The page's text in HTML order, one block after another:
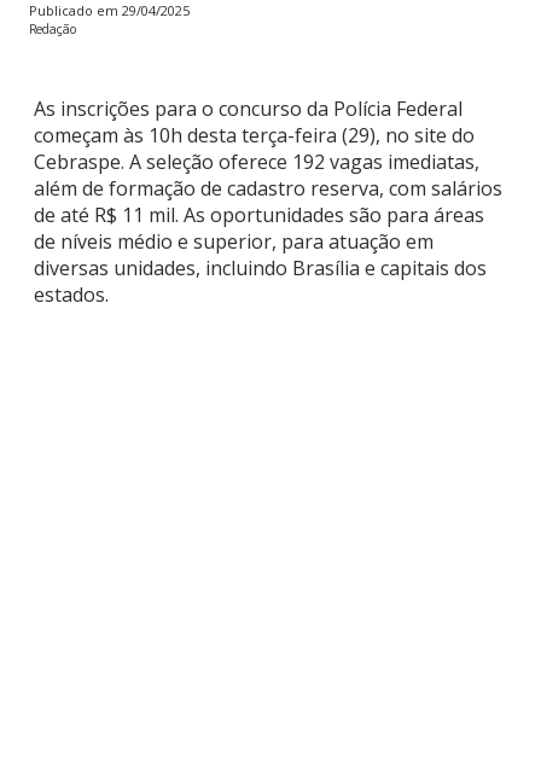
Publicado em 29/04/2025
Redação
As inscrições para o concurso da Polícia Federal
começam às 10h desta terça-feira (29), no site do
Cebraspe. A seleção oferece 192 vagas imediatas,
além de formação de cadastro reserva, com salários
de até R$ 11 mil. As oportunidades são para áreas
de níveis médio e superior, para atuação em
diversas unidades, incluindo Brasília e capitais dos
estados.